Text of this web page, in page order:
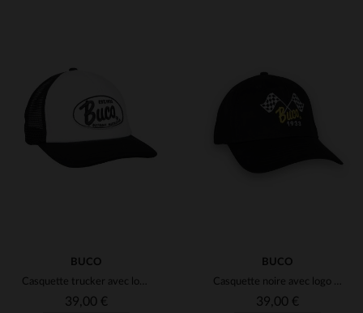
(1)
BUCO
Casquette trucker avec logo blanc et noir
39,00 €
BUCO
Casquette noire avec logo drapeaux damier
39,00 €